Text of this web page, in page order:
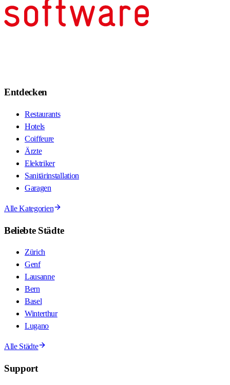
Entdecken
Restaurants
Hotels
Coiffeure
Ärzte
Elektriker
Sanitärinstallation
Garagen
Alle Kategorien
Beliebte Städte
Zürich
Genf
Lausanne
Bern
Basel
Winterthur
Lugano
Alle Städte
Support